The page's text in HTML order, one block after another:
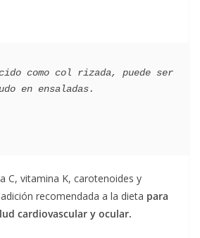
como col rizada, puede ser
C, vitamina K, carotenoides y
recomendada a la dieta para
cardiovascular y ocular.